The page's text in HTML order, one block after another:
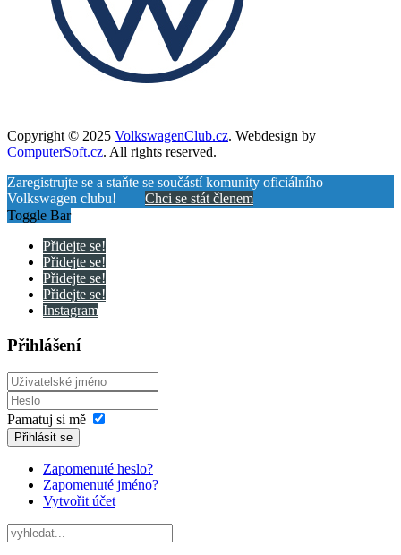
Copyright © 2025 VolkswagenClub.cz. Webdesign by
ComputerSoft.cz. All rights reserved.
Zaregistrujte se a staňte se součástí komunity oficiálního
Volkswagen clubu! Chci se stát členem
Toggle Bar
Přidejte se!
Přidejte se!
Přidejte se!
Přidejte se!
Instagram
Přihlášení
Pamatuj si mě
Přihlásit se
Zapomenuté heslo?
Zapomenuté jméno?
Vytvořit účet